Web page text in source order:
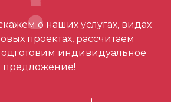
нет – ваш может стать
первым
о наших услугах, видах
проектах, рассчитаем
индивидуальное
предложение!